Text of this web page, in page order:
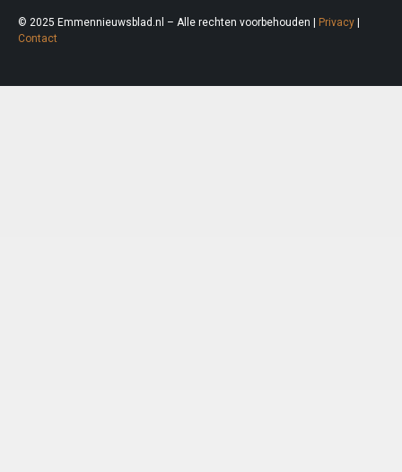
© 2025 Emmennieuwsblad.nl – Alle rechten voorbehouden | Privacy |
Contact